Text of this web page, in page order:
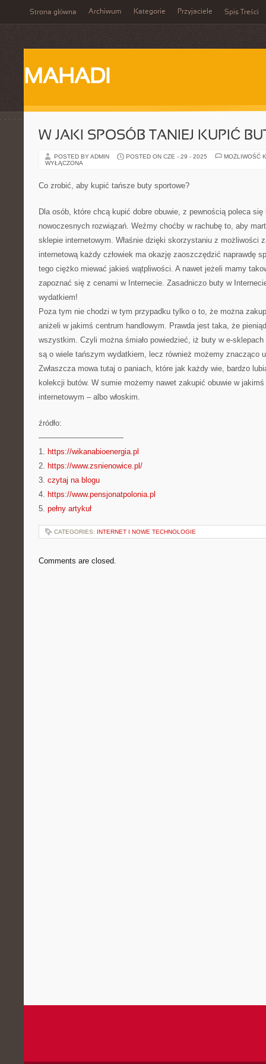
Strona główna Archiwum Kategorie Przyjaciele Spis Treści
MAHADI
W JAKI SPOSÓB TANIEJ KUPIĆ
POSTED BY ADMIN POSTED ON CZE - 29 - 2025
MOŻLIWOŚĆ
WYŁĄCZONA
Co zrobić, aby kupić tańsze buty sportowe?
Dla osób, które chcą kupić dobre obuwie, z pewnością poleca
nowoczesnych rozwiązań. Weźmy choćby w rachubę to, aby
sklepie internetowym. Właśnie dzięki skorzystaniu z możliwości
internetową każdy człowiek ma okazję zaoszczędzić naprawdę
tego ciężko miewać jakieś wątpliwości. A nawet jeżeli mamy
zapoznać się z cenami w Internecie. Zasadniczo buty w
wydatkiem!
Poza tym nie chodzi w tym przypadku tylko o to, że można
aniżeli w jakimś centrum handlowym. Prawda jest taka, że
wszystkim. Czyli można śmiało powiedzieć, iż buty w e-
są o wiele tańszym wydatkiem, lecz również możemy znacząco
Zwłaszcza mowa tutaj o paniach, które jak każdy wie, bardzo
kolekcji butów. W sumie możemy nawet zakupić obuwie w
internetowym – albo włoskim.
źródło:
———————————
1. https://wikanabioenergia.pl
2. https://www.zsnienowice.pl/
3. czytaj na blogu
4. https://www.pensjonatpolonia.pl
5. pełny artykuł
CATEGORIES: INTERNET I NOWE TECHNOLOGIE
Comments are closed.